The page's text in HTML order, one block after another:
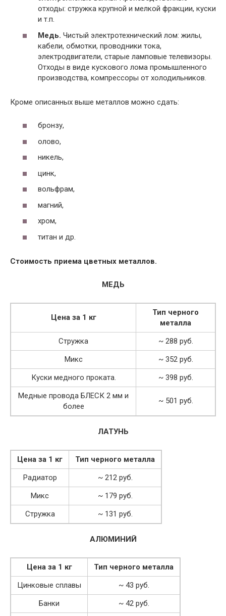
отходы: стружка крупной и мелкой фракции, куски
и т.п.
Медь. Чистый электротехнический лом: жилы,
кабели, обмотки, проводники тока,
электродвигатели, старые ламповые телевизоры.
Отходы в виде кускового лома промышленного
производства, компрессоры от холодильников.
Кроме описанных выше металлов можно сдать:
бронзу,
олово,
никель,
цинк,
вольфрам,
магний,
хром,
титан и др.
Стоимость приема цветных металлов.
МЕДЬ
Цена за 1 кг
Тип черного
металла
Стружка
~ 288 руб.
Микс
~ 352 руб.
Куски медного проката.
~ 398 руб.
Медные провода БЛЕСК 2 мм и
более
~ 501 руб.
ЛАТУНЬ
Цена за 1 кг
Тип черного металла
Радиатор
~ 212 руб.
Микс
~ 179 руб.
Стружка
~ 131 руб.
АЛЮМИНИЙ
Цена за 1 кг
Тип черного металла
Цинковые сплавы
~ 43 руб.
Банки
~ 42 руб.